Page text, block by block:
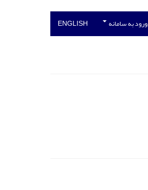
ورود به سامانه ENGLISH